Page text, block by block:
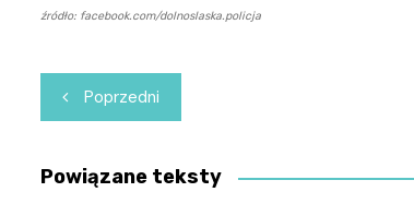
źródło: facebook.com/dolnoslaska.policja
Nawigacja
wpisu
Poprzedni
Powiązane teksty